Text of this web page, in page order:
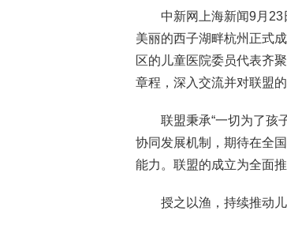
中新网上海新闻9月
美丽的西子湖畔杭州正式
区的儿童医院委员代表齐
章程，深入交流并对联盟
联盟秉承“一切为了孩
协同发展机制，期待在全
能力。联盟的成立为全面推
授之以渔，持续推动